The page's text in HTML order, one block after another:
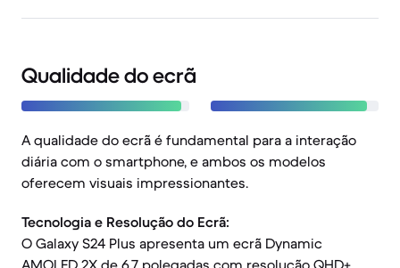
Qualidade do ecrã
A qualidade do ecrã é fundamental para a interação
diária com o smartphone, e ambos os modelos
oferecem visuais impressionantes.
Tecnologia e Resolução do Ecrã:
O Galaxy S24 Plus apresenta um ecrã Dynamic
AMOLED 2X de 6,7 polegadas com resolução QHD+